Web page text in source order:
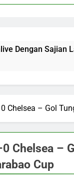
Sajian Laga
Chelsea – Gol
Chelsea –
Cup